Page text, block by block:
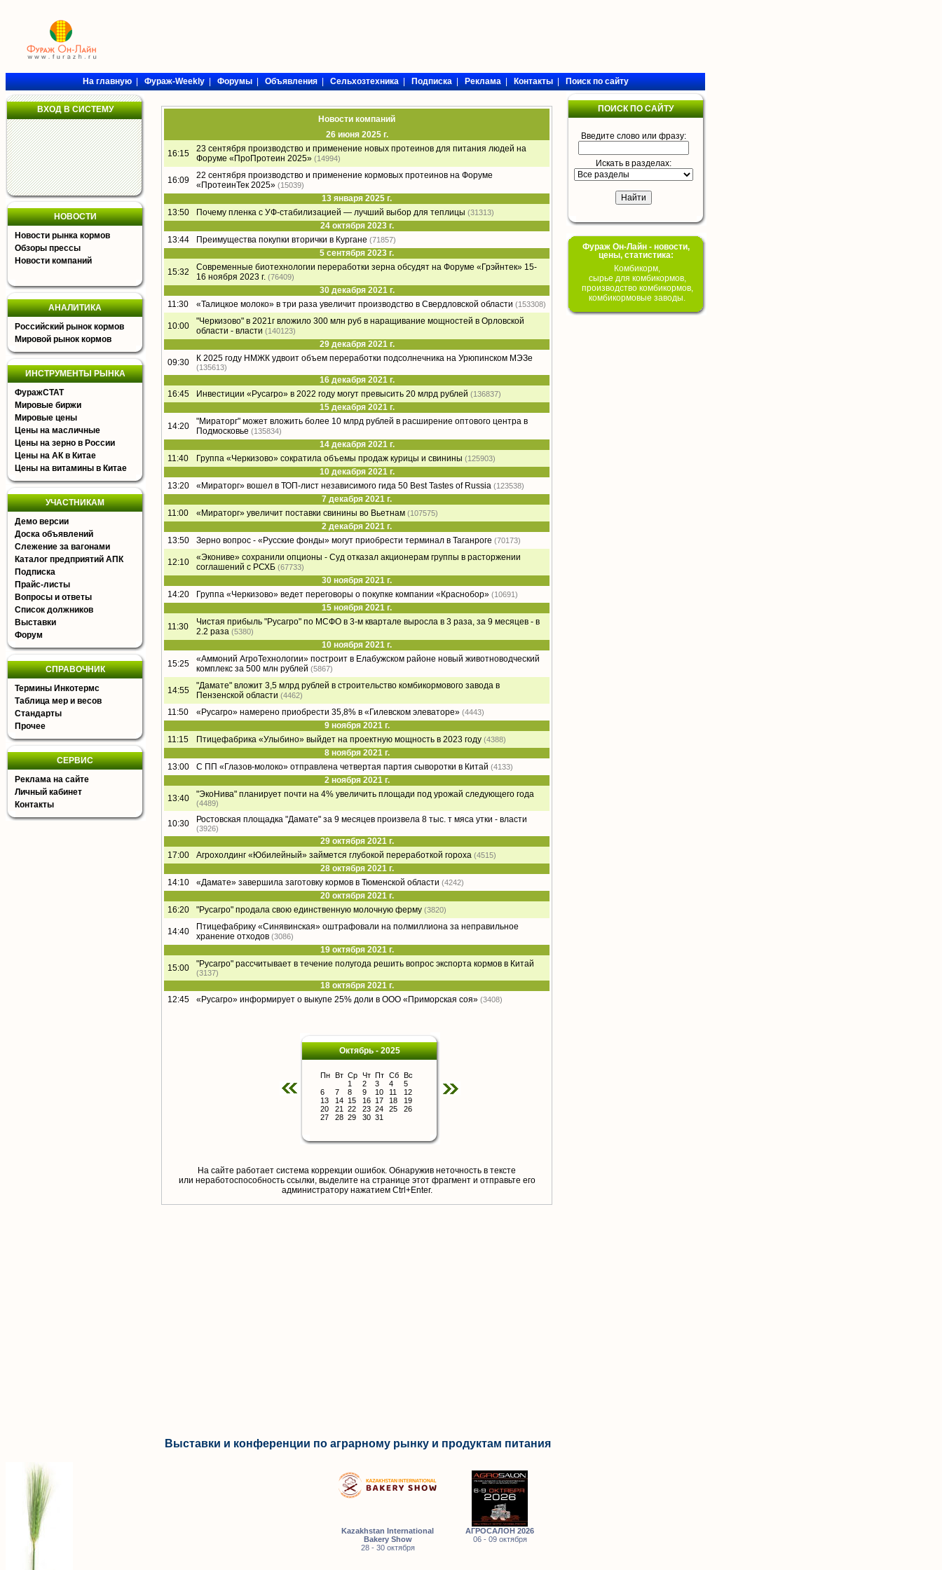
На главную|Фураж-Weekly|Форумы|Объявления|Сельхозтехника|Подписка|Реклама|Контакты|Поиск по сайту
ВХОД В СИСТЕМУ
НОВОСТИ
Новости рынка кормов
Обзоры прессы
Новости компаний
АНАЛИТИКА
Российский рынок кормов
Мировой рынок кормов
ИНСТРУМЕНТЫ РЫНКА
ФуражСТАТ
Мировые биржи
Мировые цены
Цены на масличные
Цены на зерно в России
Цены на АК в Китае
Цены на витамины в Китае
УЧАСТНИКАМ
Демо версии
Доска объявлений
Слежение за вагонами
Каталог предприятий АПК
Подписка
Прайс-листы
Вопросы и ответы
Список должников
Выставки
Форум
СПРАВОЧНИК
Термины Инкотермс
Таблица мер и весов
Стандарты
Прочее
СЕРВИС
Реклама на сайте
Личный кабинет
Контакты
Новости компаний
26 июня 2025 г.
16:15
23 сентября производство и применение новых протеинов для питания людей на
Форуме «ПроПротеин 2025» (14994)
16:09
22 сентября производство и применение кормовых протеинов на Форуме
«ПротеинТек 2025» (15039)
13 января 2025 г.
13:50
Почему пленка с УФ-стабилизацией — лучший выбор для теплицы (31313)
24 октября 2023 г.
13:44
Преимущества покупки вторички в Кургане (71857)
5 сентября 2023 г.
15:32
Современные биотехнологии переработки зерна обсудят на Форуме «Грэйнтек» 15-
16 ноября 2023 г. (76409)
30 декабря 2021 г.
11:30
«Талицкое молоко» в три раза увеличит производство в Свердловской области (153308)
10:00
"Черкизово" в 2021г вложило 300 млн руб в наращивание мощностей в Орловской
области - власти (140123)
29 декабря 2021 г.
09:30
К 2025 году НМЖК удвоит объем переработки подсолнечника на Урюпинском МЭЗе
(135613)
16 декабря 2021 г.
16:45
Инвестиции «Русагро» в 2022 году могут превысить 20 млрд рублей (136837)
15 декабря 2021 г.
14:20
"Мираторг" может вложить более 10 млрд рублей в расширение оптового центра в
Подмосковье (135834)
14 декабря 2021 г.
11:40
Группа «Черкизово» сократила объемы продаж курицы и свинины (125903)
10 декабря 2021 г.
13:20
«Мираторг» вошел в ТОП-лист независимого гида 50 Best Tastes of Russia (123538)
7 декабря 2021 г.
11:00
«Мираторг» увеличит поставки свинины во Вьетнам (107575)
2 декабря 2021 г.
13:50
Зерно вопрос - «Русские фонды» могут приобрести терминал в Таганроге (70173)
12:10
«Экониве» сохранили опционы - Суд отказал акционерам группы в расторжении
соглашений с РСХБ (67733)
30 ноября 2021 г.
14:20
Группа «Черкизово» ведет переговоры о покупке компании «Краснобор» (10691)
15 ноября 2021 г.
11:30
Чистая прибыль "Русагро" по МСФО в 3-м квартале выросла в 3 раза, за 9 месяцев - в
2.2 раза (5380)
10 ноября 2021 г.
15:25
«Аммоний АгроТехнологии» построит в Елабужском районе новый животноводческий
комплекс за 500 млн рублей (5867)
14:55
"Дамате" вложит 3,5 млрд рублей в строительство комбикормового завода в
Пензенской области (4462)
11:50 «Русагро» намерено приобрести 35,8% в «Гилевском элеваторе» (4443)
9 ноября 2021 г.
11:15
Птицефабрика «Улыбино» выйдет на проектную мощность в 2023 году (4388)
8 ноября 2021 г.
13:00
С ПП «Глазов-молоко» отправлена четвертая партия сыворотки в Китай (4133)
2 ноября 2021 г.
13:40
"ЭкоНива" планирует почти на 4% увеличить площади под урожай следующего года
(4489)
10:30 Ростовская площадка "Дамате" за 9 месяцев произвела 8 тыс. т мяса утки - власти
(3926)
29 октября 2021 г.
17:00
Агрохолдинг «Юбилейный» займется глубокой переработкой гороха (4515)
28 октября 2021 г.
14:10
«Дамате» завершила заготовку кормов в Тюменской области (4242)
20 октября 2021 г.
16:20
"Русагро" продала свою единственную молочную ферму (3820)
14:40
Птицефабрику «Синявинская» оштрафовали на полмиллиона за неправильное
хранение отходов (3086)
19 октября 2021 г.
15:00
"Русагро" рассчитывает в течение полугода решить вопрос экспорта кормов в Китай
(3137)
18 октября 2021 г.
12:45
«Русагро» информирует о выкупе 25% доли в ООО «Приморская соя» (3408)
Октябрь - 2025
Пн Вт Ср Чт Пт Сб Вс
1
2 3 4
5
6
7 8 9 10 11
12
13
14 15 16 17 18
19
20
21 22 23 24 25
26
27
28 29 30 31
На сайте работает система коррекции ошибок. Обнаружив неточность в тексте
или неработоспособность ссылки, выделите на странице этот фрагмент и отправьте его
aдминистратору нажатием Ctrl+Enter.
ПОИСК ПО САЙТУ
Введите слово или фразу:
Искать в разделах:
Фураж Он-Лайн - новости,
цены, статистика:
Комбикорм,
сырье для комбикормов,
производство комбикормов,
комбикормовые заводы.
Выставки и конференции по аграрному рынку и продуктам питания
Kazakhstan International
Bakery Show
28 - 30 октября
АГРОСАЛОН 2026
06 - 09 октября